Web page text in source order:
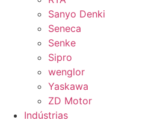
Sanyo Denki
Seneca
Senke
Sipro
wenglor
Yaskawa
ZD Motor
Indústrias